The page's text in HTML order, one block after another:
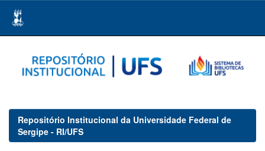
navigation
Repositório Institucional da Universidade Federal de
Sergipe - RI/UFS